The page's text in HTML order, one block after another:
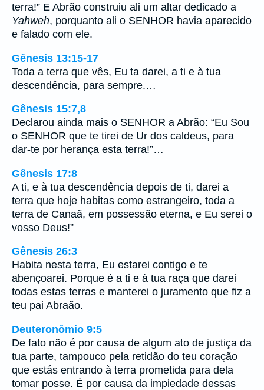
terra!” E Abrão construiu ali um altar dedicado a
Yahweh, porquanto ali o SENHOR havia aparecido
e falado com ele.
Gênesis 13:15-17
Toda a terra que vês, Eu ta darei, a ti e à tua
descendência, para sempre.…
Gênesis 15:7,8
Declarou ainda mais o SENHOR a Abrão: “Eu Sou
o SENHOR que te tirei de Ur dos caldeus, para
dar-te por herança esta terra!”…
Gênesis 17:8
A ti, e à tua descendência depois de ti, darei a
terra que hoje habitas como estrangeiro, toda a
terra de Canaã, em possessão eterna, e Eu serei o
vosso Deus!”
Gênesis 26:3
Habita nesta terra, Eu estarei contigo e te
abençoarei. Porque é a ti e à tua raça que darei
todas estas terras e manterei o juramento que fiz a
teu pai Abraão.
Deuteronômio 9:5
De fato não é por causa de algum ato de justiça da
tua parte, tampouco pela retidão do teu coração
que estás entrando à terra prometida para dela
tomar posse. É por causa da impiedade dessas